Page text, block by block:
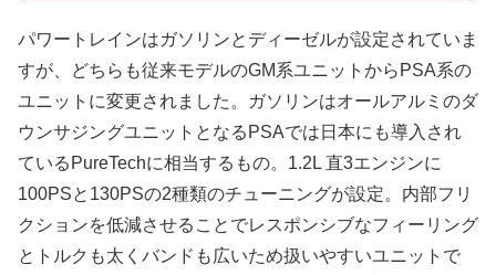
パワートレインはガソリンとディーゼルが設定されていま
すが、どちらも従来モデルのGM系ユニットからPSA系の
ユニットに変更されました。ガソリンはオールアルミのダ
ウンサジングユニットとなるPSAでは日本にも導入され
ているPureTechに相当するもの。1.2L 直3エンジンに
100PSと130PSの2種類のチューニングが設定。内部フリ
クションを低減させることでレスポンシブなフィーリング
とトルクも太くバンドも広いため扱いやすいユニットで